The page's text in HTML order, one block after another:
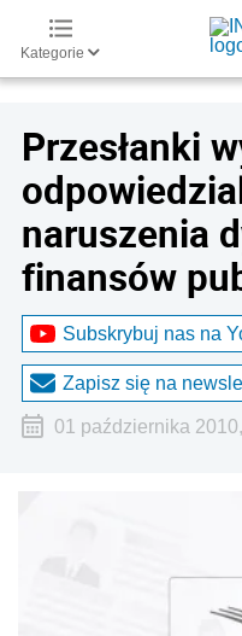
Kategorie
Przesłanki
naruszenia
finansów
Subskrybuj nas na
Zapisz się na
01 października